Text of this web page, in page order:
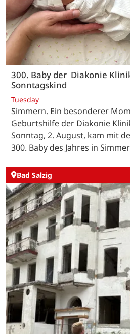
300. Baby der Diakonie
Sonntagskind
Tuesday
Simmern. Ein besonderer
Geburtshilfe der Diakonie
Sonntag, 2. August, kam mit
300. Baby des Jahres in
Bad Salzig